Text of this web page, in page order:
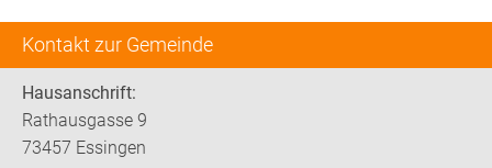
Kontakt zur Gemeinde
Hausanschrift:
Rathausgasse 9
73457 Essingen